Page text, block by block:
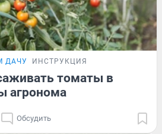
ДАЧУ ИНСТРУКЦИЯ
томаты в
агронома
Обсудить